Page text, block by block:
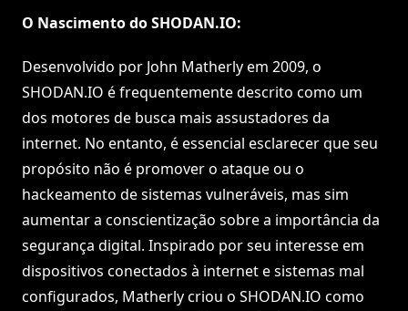
O Nascimento do SHODAN.IO:
Desenvolvido por John Matherly em 2009, o
SHODAN.IO é frequentemente descrito como um
dos motores de busca mais assustadores da
internet. No entanto, é essencial esclarecer que seu
propósito não é promover o ataque ou o
hackeamento de sistemas vulneráveis, mas sim
aumentar a conscientização sobre a importância da
segurança digital. Inspirado por seu interesse em
dispositivos conectados à internet e sistemas mal
configurados, Matherly criou o SHODAN.IO como